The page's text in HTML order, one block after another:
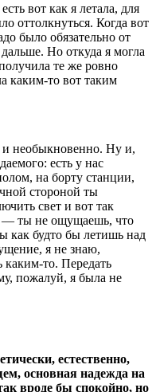
вот как я летала, для
оттолкнуться. Когда вот
было обязательно от
Но откуда я могла
те же ровно
каким-то вот таким
необыкновенно. Ну и,
есть у нас
на борту станции,
стороной ты
свет и вот так
— ты не ощущаешь, что
как будто бы летишь над
я не знаю,
каким-то. Передать
пожалуй, я была не
естественно,
основная надежда на
вроде бы спокойно, но